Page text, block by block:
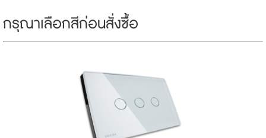
กรุณาเลือกสีก่อนสั่งซ์ื้อ